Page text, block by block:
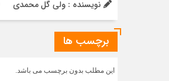
نویسنده : ولی گل محمدی
برچسب ها
این مطلب بدون برچسب می باشد.